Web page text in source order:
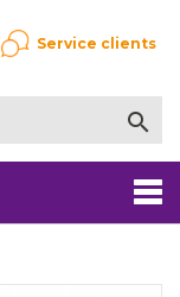

Service clients